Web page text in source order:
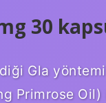
30
Gla
Primrose